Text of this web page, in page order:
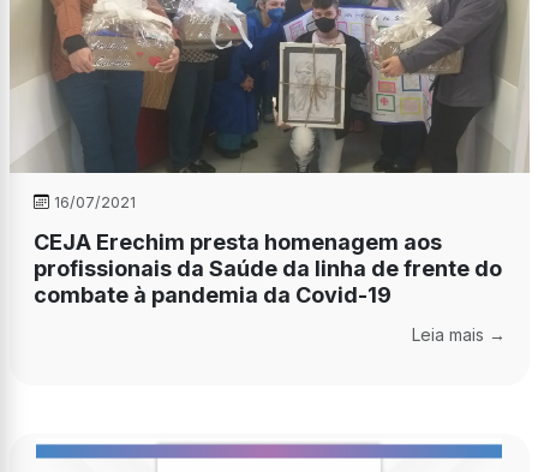
16/07/2021
CEJA Erechim presta homenagem aos
profissionais da Saúde da linha de frente do
combate à pandemia da Covid-19
Leia mais →